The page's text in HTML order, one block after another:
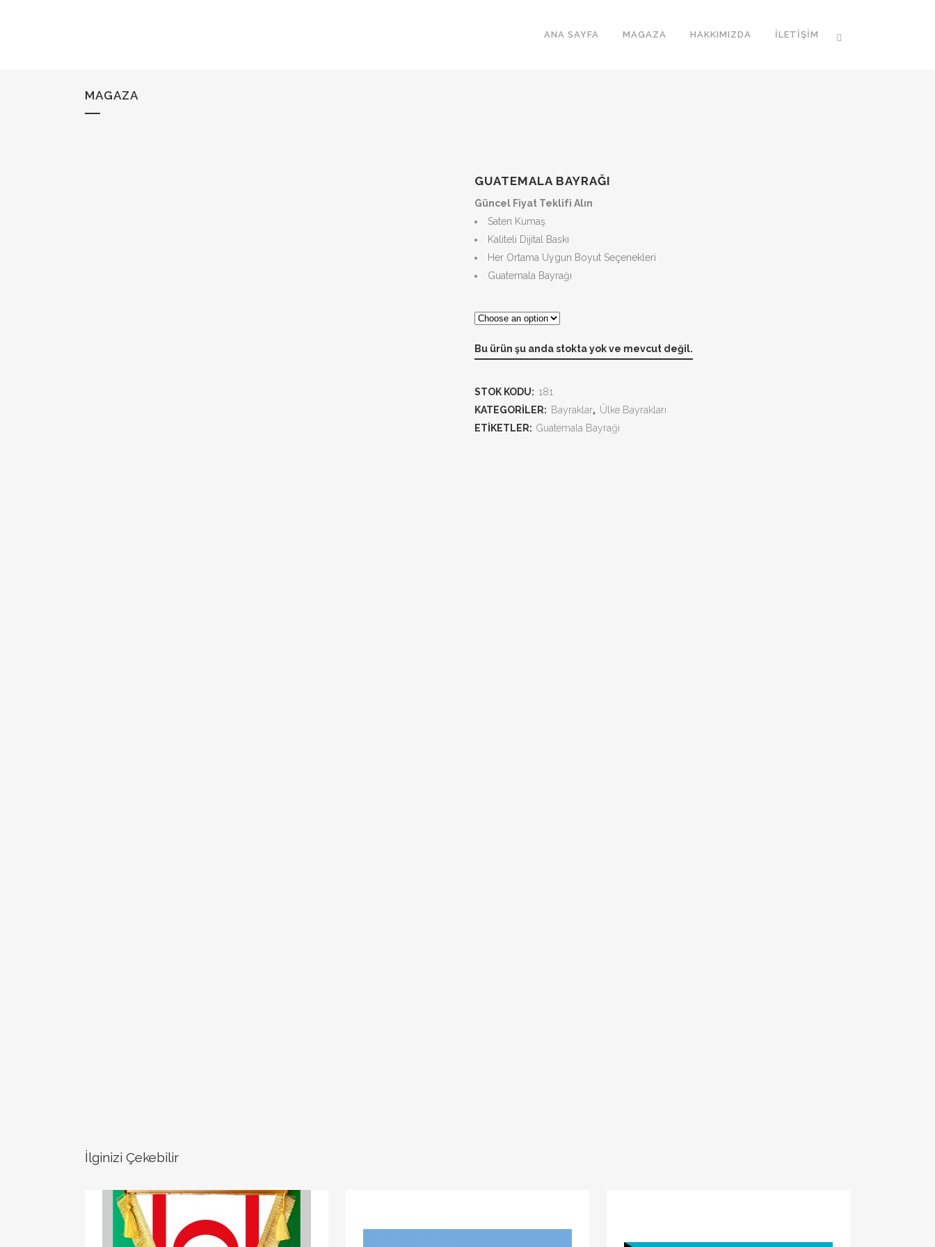
ANA SAYFA MAGAZA HAKKIMIZDA İLETIŞIM
MAGAZA
GUATEMALA BAYRAĞI
Güncel Fiyat Teklifi Alın
Saten Kumaş
Kaliteli Dijital Baskı
Her Ortama Uygun Boyut Seçenekleri
Guatemala Bayrağı
Bu ürün şu anda stokta yok ve mevcut değil.
STOK KODU: 181
KATEGORILER: Bayraklar, Ülke Bayrakları
ETIKETLER: Guatemala Bayrağı
İlginizi Çekebilir